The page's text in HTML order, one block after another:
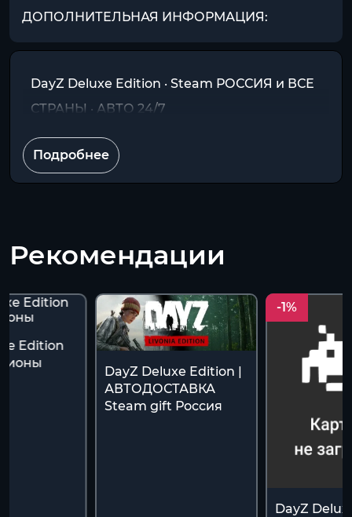
ДОПОЛНИТЕЛЬНАЯ ИНФОРМАЦИЯ:
DayZ Deluxe Edition · Steam РОССИЯ и ВСЕ
СТРАНЫ · АВТО 24/7
Подробнее
Рекомендации
Edition
DayZ Deluxe Edition |
АВТОДОСТАВКА
Steam gift Россия
-1%
DayZ